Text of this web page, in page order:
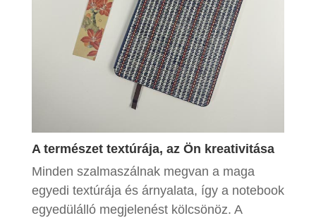
A természet textúrája, az Ön kreativitása
Minden szalmaszálnak megvan a maga
egyedi textúrája és árnyalata, így a notebook
egyedülálló megjelenést kölcsönöz. A